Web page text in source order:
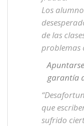
Los
de las
problemas
garantía
que
sufrido